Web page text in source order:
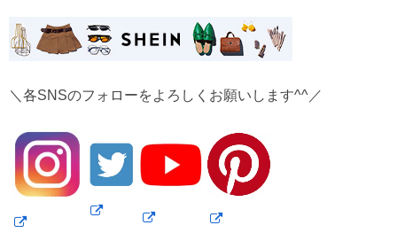
＼各SNSのフォローをよろしくお願いします^^／